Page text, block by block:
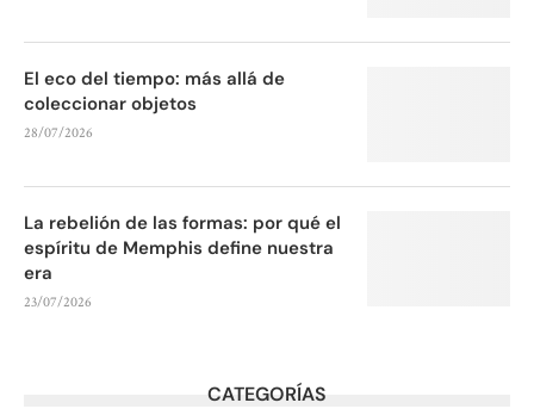
El eco del tiempo: más allá de
coleccionar objetos
28/07/2026
La rebelión de las formas: por qué el
espíritu de Memphis define nuestra
era
23/07/2026
CATEGORÍAS